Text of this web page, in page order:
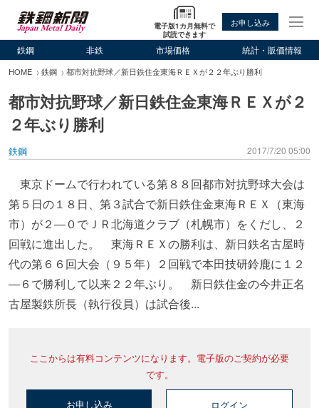
電子版1カ月無料で
試読できます
お申し込み
鉄鋼 非鉄 市場価格 統計・販価情報
HOME 鉄鋼 都市対抗野球／新日鉄住金東海ＲＥＸが２２年ぶり勝利
都市対抗野球／新日鉄住金東海ＲＥＸが２
２年ぶり勝利
鉄鋼 2017/7/20 05:00
東京ドームで行われている第８８回都市対抗野球大会は
第５日の１８日、第３試合で新日鉄住金東海ＲＥＸ（東海
市）が２―０でＪＲ北海道クラブ（札幌市）をくだし、２
回戦に進出した。 東海ＲＥＸの勝利は、新日鉄名古屋時
代の第６６回大会（９５年）２回戦で本田技研鈴鹿に１２
―６で勝利して以来２２年ぶり。 新日鉄住金の今井正名
古屋製鉄所長（執行役員）は試合後...
ここからは有料コンテンツになります。電子版のご契約が必要
です。
お申し込み ログイン